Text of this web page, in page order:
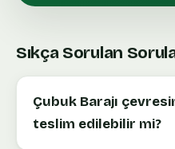
Sıkça Sorulan
Çubuk Barajı
teslim edilebilir mi?